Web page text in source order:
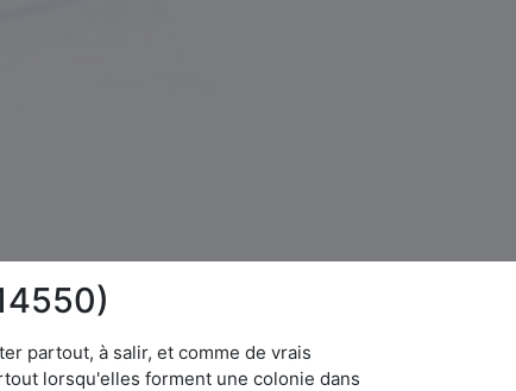
partout, à salir, et comme de vrais
lorsqu'elles forment une colonie dans